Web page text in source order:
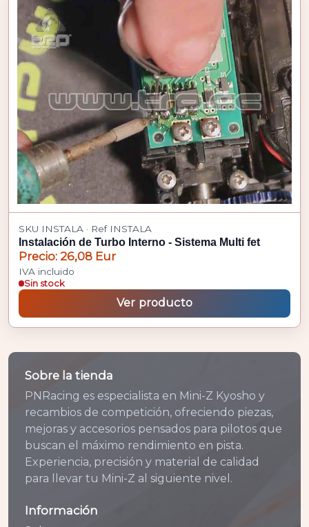
SKU INSTALA · Ref INSTALA
Instalación de Turbo Interno - Sistema Multi fet
Precio: 26,08 Eur
IVA incluido
Sin stock
Ver producto
Sobre la tienda
PNRacing es especialista en Mini-Z Kyosho y
recambios de competición, ofreciendo piezas,
mejoras y accesorios pensados para pilotos que
buscan el máximo rendimiento en pista.
Experiencia, precisión y material de calidad
para llevar tu Mini-Z al siguiente nivel.
Información